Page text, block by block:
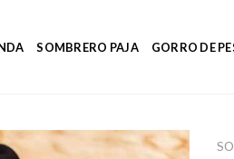
SOMBRERO PAJA GORRO DE